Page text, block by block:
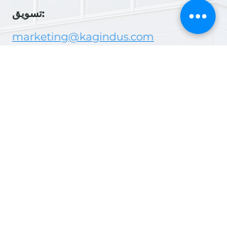
تسويق:
marketing@kagindus.com